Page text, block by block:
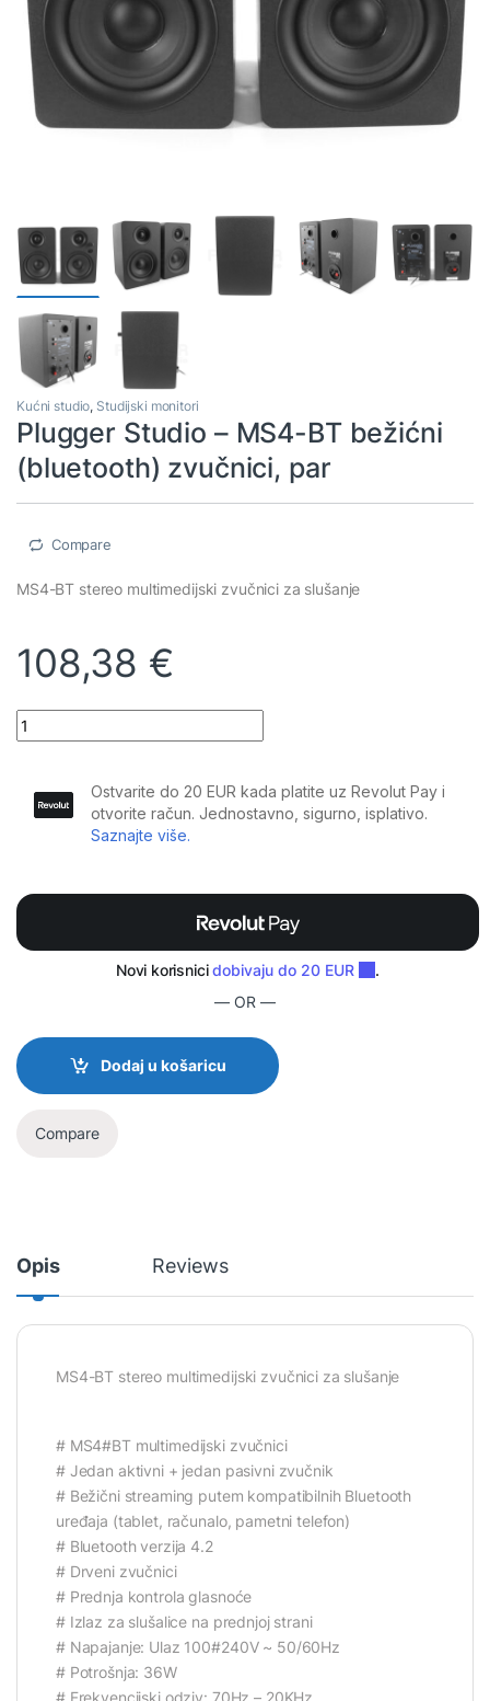
Kućni studio, Studijski monitori
Plugger Studio – MS4-BT bežićni
(bluetooth) zvučnici, par
Compare
MS4-BT stereo multimedijski zvučnici za slušanje
108,38 €
Plugger Studio - MS4-BT bežićni (bluetooth) zvučnici, par
— OR —
Dodaj u košaricu
Compare
Opis Reviews
MS4-BT stereo multimedijski zvučnici za slušanje
# MS4#BT multimedijski zvučnici
# Jedan aktivni + jedan pasivni zvučnik
# Bežični streaming putem kompatibilnih Bluetooth
uređaja (tablet, računalo, pametni telefon)
# Bluetooth verzija 4.2
# Drveni zvučnici
# Prednja kontrola glasnoće
# Izlaz za slušalice na prednjoj strani
# Napajanje: Ulaz 100#240V ~ 50/60Hz
# Potrošnja: 36W
# Frekvencijski odziv: 70Hz – 20KHz